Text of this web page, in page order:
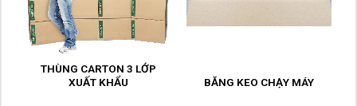
THÙNG CARTON 3 LỚP
XUẤT KHẨU
BĂNG KEO CHẠY MÁY